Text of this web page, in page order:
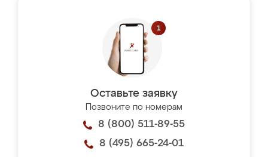
Оставьте заявку
Позвоните по номерам
8 (800) 511-89-55
8 (495) 665-24-01